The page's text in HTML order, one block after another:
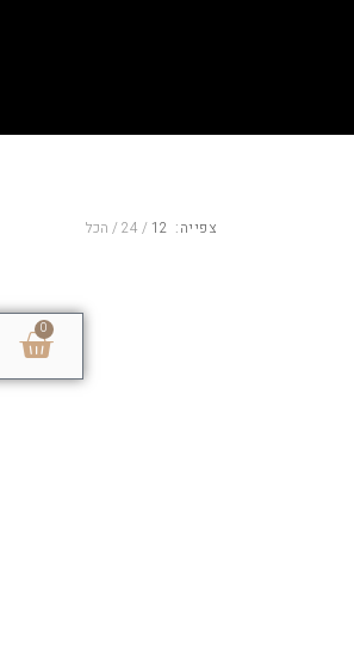
0
צפייה: 12
24 הכל